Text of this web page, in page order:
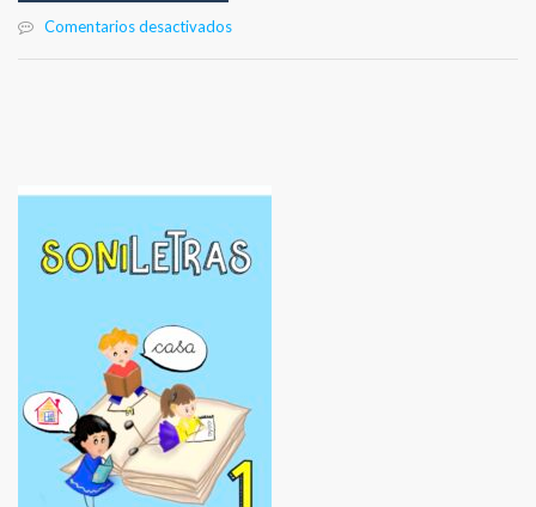
Comentarios desactivadosen
POR
MAESTR@S